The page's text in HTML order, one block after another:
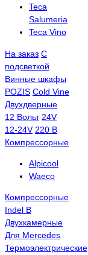
Teca
Salumeria
Teca Vino
На заказ С
подсветкой
Винные шкафы
POZIS Сold Vine
Двухдверные
12 Вольт 24V
12-24V 220 В
Компрессорные
Alpicool
Waeco
Компрессорные
Indel B
Двухкамерные
Для Mercedes
Термоэлектрические